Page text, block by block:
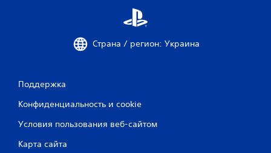
Страна / регион: Украина
Поддержка
Конфиденциальность и cookie
Условия пользования веб-сайтом
Карта сайта